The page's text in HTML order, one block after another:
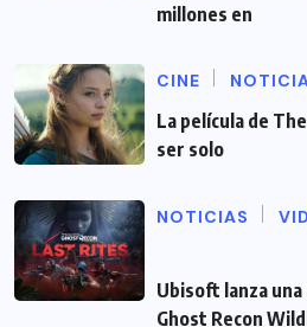
millones en
CINE
La película de
ser solo
NOTICIAS
Ubisoft lanza
Ghost Recon